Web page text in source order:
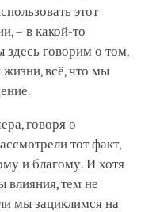
этот
– в какой-то
говорим о том,
всё, что мы
говоря о
тот факт,
и благому. И хотя
влияния, тем не
мы зациклимся на